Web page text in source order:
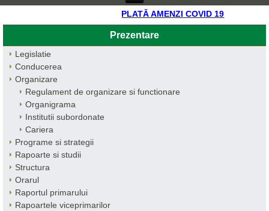
PLATĂ AMENZI COVID 19
Prezentare
Legislatie
Conducerea
Organizare
Regulament de organizare si functionare
Organigrama
Institutii subordonate
Cariera
Programe si strategii
Rapoarte si studii
Structura
Orarul
Raportul primarului
Rapoartele viceprimarilor